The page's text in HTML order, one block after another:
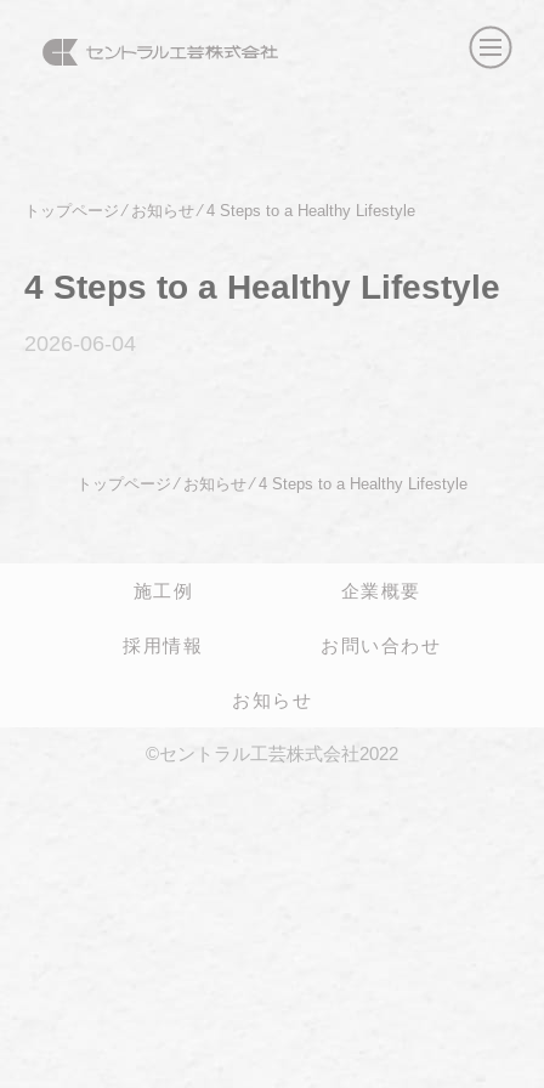
トップページ⁄ お知らせ⁄4 Steps to a Healthy Lifestyle
4 Steps to a Healthy Lifestyle
2026-06-04
トップページ ⁄ お知らせ⁄4 Steps to a Healthy Lifestyle
施工例 企業概要
採用情報 お問い合わせ
お知らせ
©セントラル工芸株式会社2022